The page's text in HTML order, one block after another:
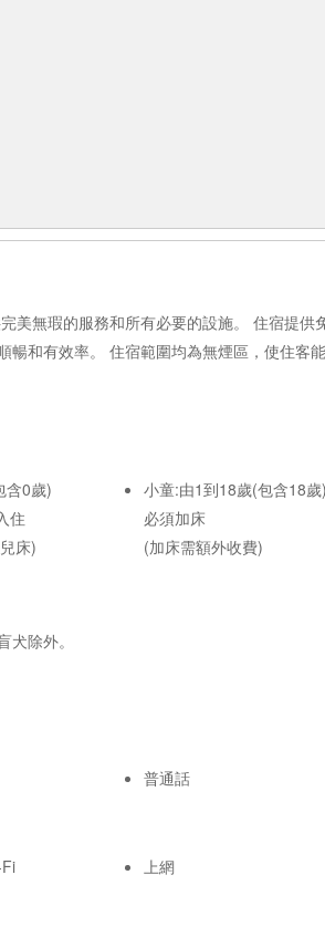
美無瑕的服務和所有必要的設施。 住宿提
暢和有效率。 住宿範圍均為無煙區，使住客
含0歲)
住
床)
小童:由1到18歲(包含18
必須加床
(加床需額外收費)
除外。
普通話
上網